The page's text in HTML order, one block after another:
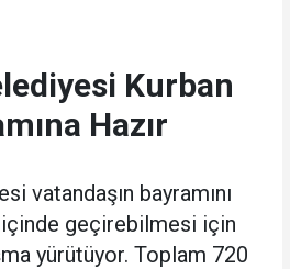
Kurban
Hazır
vatandaşın bayramını
geçirebilmesi için
yürütüyor. Toplam 720